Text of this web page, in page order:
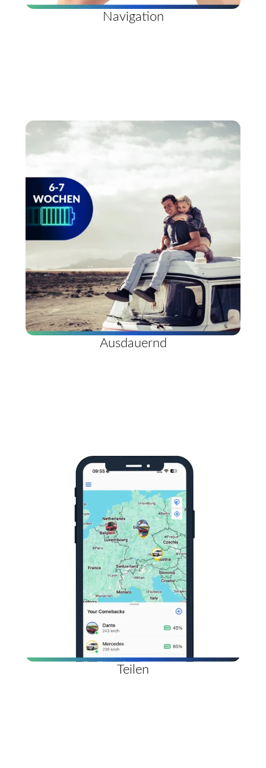
Navigation
Ausdauernd
Teilen